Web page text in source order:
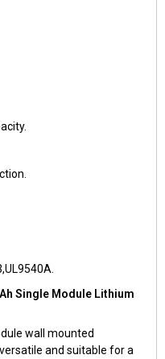
Single Module Lithium
wall mounted
and suitable for a